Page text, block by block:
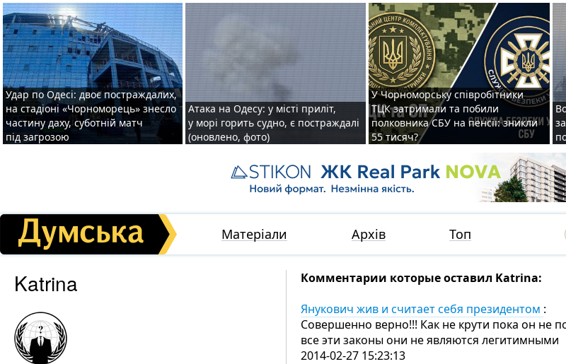
Удар по Одесі: двоє постраждалих,
на стадіоні «Чорноморець» знесло
частину даху, суботній матч
під загрозою
Атака на Одесу: у місті приліт,
у морі горить судно, є постраждалі
(оновлено, фото)
У Чорноморську співробітники
ТЦК затримали та побили
полковника СБУ на пенсії: зникли
55 тисяч?
Матеріали Архів Топ
Katrina
Комментарии которые оставил Katrina:
Янукович жив и считает себя президентом :
Совершенно верно!!! Как не крути пока он не
все эти законы они не являются легитимными
2014-02-27 15:23:13